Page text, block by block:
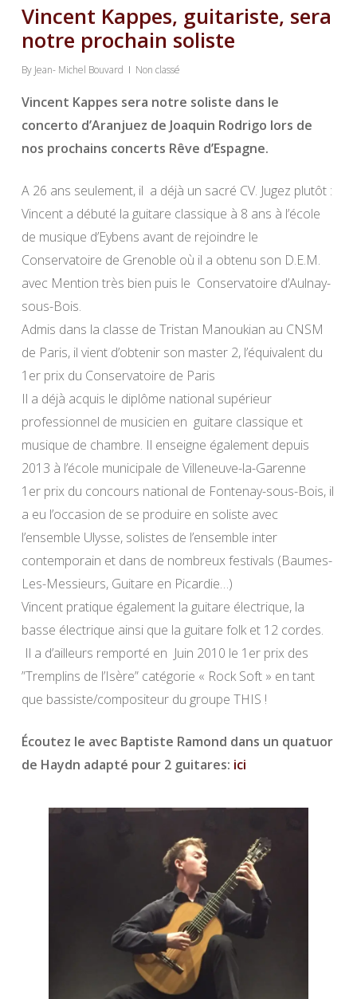
Vincent Kappes, guitariste, sera
notre prochain soliste
By Jean- Michel Bouvard Non classé
Vincent Kappes sera notre soliste dans le
concerto d’Aranjuez de Joaquin Rodrigo lors de
nos prochains concerts Rêve d’Espagne.
A 26 ans seulement, il a déjà un sacré CV. Jugez plutôt :
Vincent a débuté la guitare classique à 8 ans à l’école
de musique d’Eybens avant de rejoindre le
Conservatoire de Grenoble où il a obtenu son D.E.M.
avec Mention très bien puis le Conservatoire d’Aulnay-
sous-Bois.
Admis dans la classe de Tristan Manoukian au CNSM
de Paris, il vient d’obtenir son master 2, l’équivalent du
1er prix du Conservatoire de Paris
Il a déjà acquis le diplôme national supérieur
professionnel de musicien en guitare classique et
musique de chambre. Il enseigne également depuis
2013 à l’école municipale de Villeneuve-la-Garenne
1er prix du concours national de Fontenay-sous-Bois, il
a eu l’occasion de se produire en soliste avec
l’ensemble Ulysse, solistes de l’ensemble inter
contemporain et dans de nombreux festivals (Baumes-
Les-Messieurs, Guitare en Picardie…)
Vincent pratique également la guitare électrique, la
basse électrique ainsi que la guitare folk et 12 cordes.
Il a d’ailleurs remporté en Juin 2010 le 1er prix des
”Tremplins de l’Isère” catégorie « Rock Soft » en tant
que bassiste/compositeur du groupe THIS !
Écoutez le avec Baptiste Ramond dans un quatuor
de Haydn adapté pour 2 guitares: ici